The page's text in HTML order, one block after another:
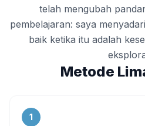
telah mengubah
pembelajaran: saya
baik ketika itu adalah
Metode
1